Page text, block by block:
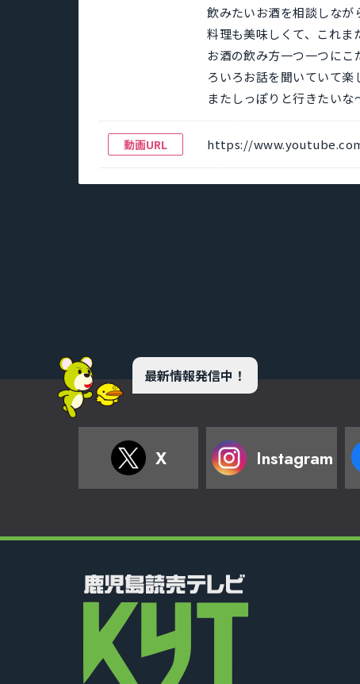
飲みたいお酒を相談しな
料理も美味しくて、これま
お酒の飲み方一つ一つに
ろいろお話を聞いていて楽
またしっぽりと行きたいな
動画URL https://
最新情報発信中！
X Instagram